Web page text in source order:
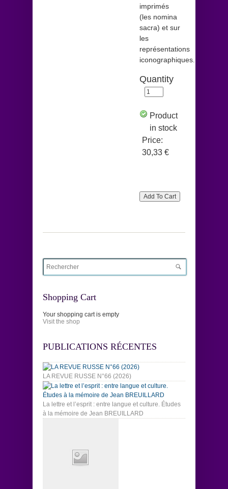
imprimés
(les nomina
sacra) et sur
les
représentations
iconographiques.
Quantity
Product
in stock
Price:
30,33 €
Shopping Cart
Your shopping cart is empty
Visit the shop
PUBLICATIONS RÉCENTES
LA REVUE RUSSE N°66 (2026)
La lettre et l’esprit : entre langue et culture. Études
à la mémoire de Jean BREUILLARD